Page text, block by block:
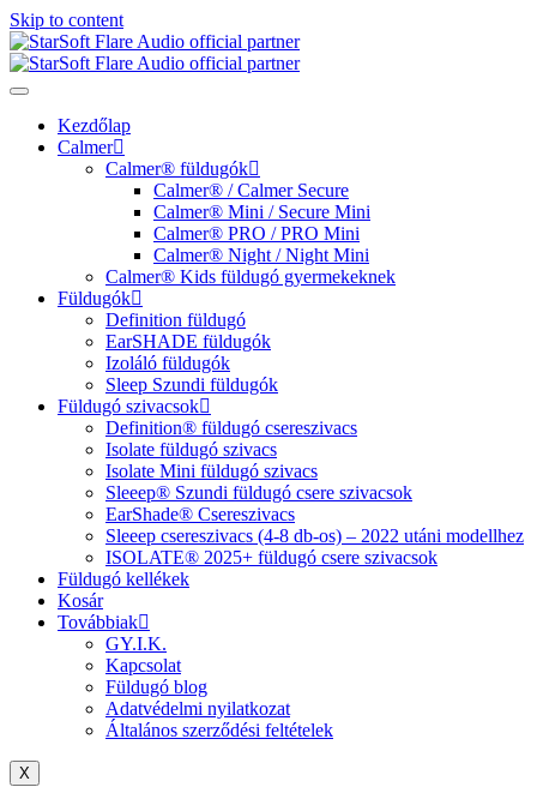
Skip to content
Kezdőlap
Calmer
Calmer® füldugók
Calmer® / Calmer Secure
Calmer® Mini / Secure Mini
Calmer® PRO / PRO Mini
Calmer® Night / Night Mini
Calmer® Kids füldugó gyermekeknek
Füldugók
Definition füldugó
EarSHADE füldugók
Izoláló füldugók
Sleep Szundi füldugók
Füldugó szivacsok
Definition® füldugó csereszivacs
Isolate füldugó szivacs
Isolate Mini füldugó szivacs
Sleeep® Szundi füldugó csere szivacsok
EarShade® Csereszivacs
Sleeep csereszivacs (4-8 db-os) – 2022 utáni modellhez
ISOLATE® 2025+ füldugó csere szivacsok
Füldugó kellékek
Kosár
Továbbiak
GY.I.K.
Kapcsolat
Füldugó blog
Adatvédelmi nyilatkozat
Általános szerződési feltételek
X